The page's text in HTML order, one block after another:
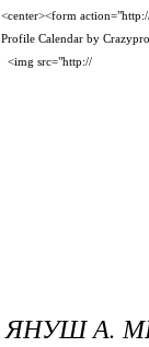
<center><form
Profile Calendar by
<img src="http://
ЯНУШ А.